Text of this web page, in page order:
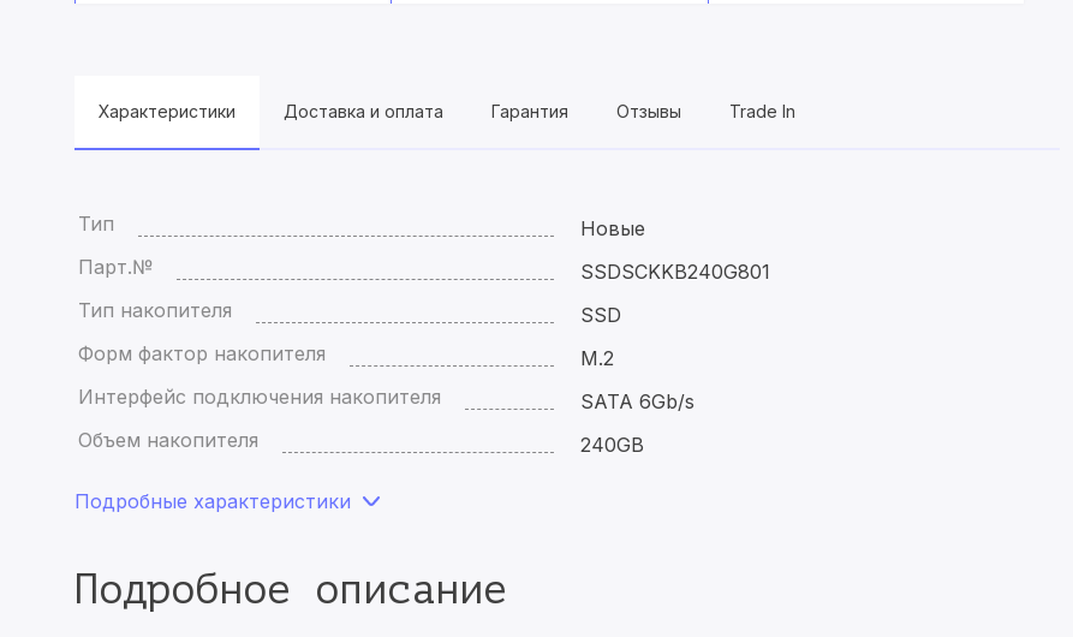
Характеристики Доставка и оплата Гарантия Отзывы Trade In
Тип
Новые
Парт.№
SSDSCKKB240G801
Тип накопителя
SSD
Форм фактор накопителя
M.2
Интерфейс подключения накопителя
SATA 6Gb/s
Объем накопителя
240GB
Подробные характеристики
Подробное описание